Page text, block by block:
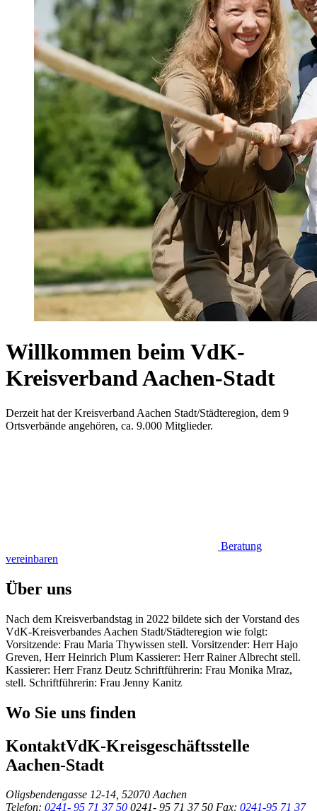
Willkommen beim VdK-
Kreisverband Aachen-Stadt
Derzeit hat der Kreisverband Aachen Stadt/Städteregion, dem 9
Ortsverbände angehören, ca. 9.000 Mitglieder.
Beratung
vereinbaren
Über uns
Nach dem Kreisverbandstag in 2022 bildete sich der Vorstand des
VdK-Kreisverbandes Aachen Stadt/Städteregion wie folgt:
Vorsitzende: Frau Maria Thywissen stell. Vorsitzender: Herr Hajo
Greven, Herr Heinrich Plum Kassierer: Herr Rainer Albrecht stell.
Kassierer: Herr Franz Deutz Schriftführerin: Frau Monika Mraz,
stell. Schriftführerin: Frau Jenny Kanitz
Wo Sie uns finden
KontaktVdK-Kreisgeschäftsstelle
Aachen-Stadt
Oligsbendengasse 12-14, 52070 Aachen
Telefon: 0241- 95 71 37 50 0241- 95 71 37 50 Fax: 0241-95 71 37